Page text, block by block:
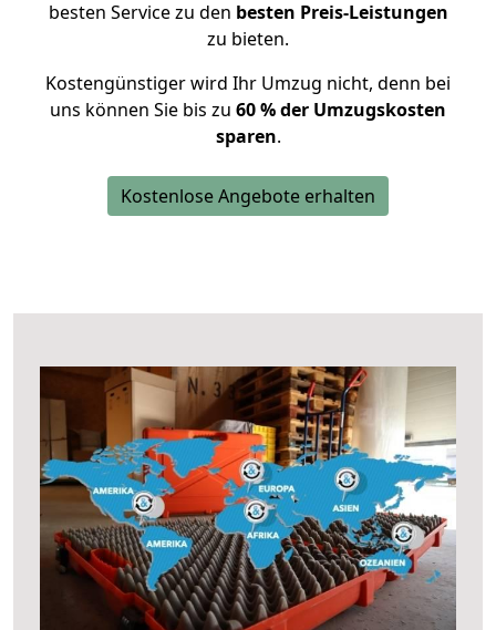
besten Service zu den besten Preis-Leistungen
zu bieten.
Kostengünstiger wird Ihr Umzug nicht, denn bei
uns können Sie bis zu 60 % der Umzugskosten
sparen.
Kostenlose Angebote erhalten